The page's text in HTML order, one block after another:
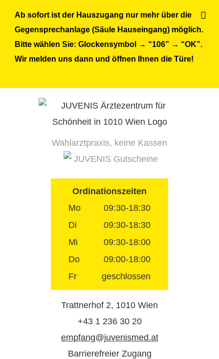
content
Ordinationszeiten
Mo
09:30-18:30
Di
09:30-18:30
Mi
09:30-18:00
Do
09:00-18:00
Fr
geschlossen
Trattnerhof 2, 1010 Wien
+43 1 236 30 20
empfang@juvenismed.at
Barrierefreier Zugang
Wahlarztpraxis, keine Kassen
JUVENIS Gutscheine
Ab sofort ist der Hauszugang nur mehr über die
Gegensprechanlage (Säule Hauseingang) möglich.
Bitte wählen Sie: Glockensymbol → “106” → “OK”.
Wir melden uns dann und öffnen Ihnen die Türe!